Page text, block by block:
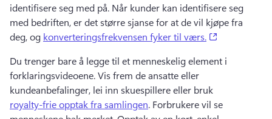
identifisere seg med på. Når kunder kan identifisere seg
med bedriften, er det større sjanse for at de vil kjøpe fra
deg, og konverteringsfrekvensen fyker til værs.
Du trenger bare å legge til et menneskelig element i
forklaringsvideoene. Vis frem de ansatte eller
kundeanbefalinger, lei inn skuespillere eller bruk
royalty-frie opptak fra samlingen. Forbrukere vil se